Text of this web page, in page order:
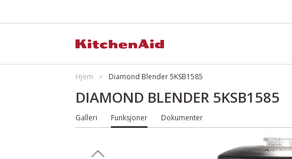
Hjem Diamond Blender 5KSB1585
DIAMOND BLENDER 5KSB1585
Galleri Funksjoner Dokumenter